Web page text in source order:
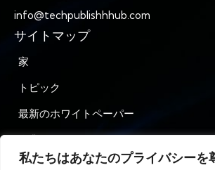
私たちはあなたのプライバシーを
info@techpublishhhub.com
サイトマップ
家
トピック
最新のホワイトペーパー
お問い合わせ